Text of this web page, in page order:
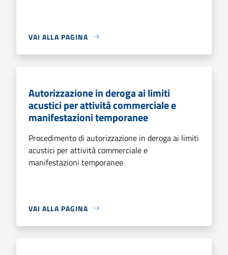
VAI ALLA PAGINA
Autorizzazione in deroga ai limiti
acustici per attività commerciale e
manifestazioni temporanee
Procedimento di autorizzazione in deroga ai limiti
acustici per attività commerciale e
manifestazioni temporanee
VAI ALLA PAGINA